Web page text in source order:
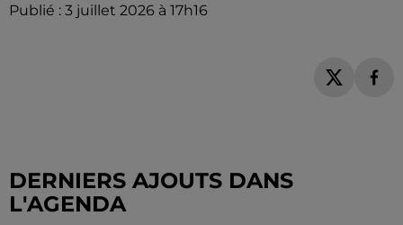
Publié : 3 juillet 2026 à 17h16
DERNIERS AJOUTS DANS
L'AGENDA